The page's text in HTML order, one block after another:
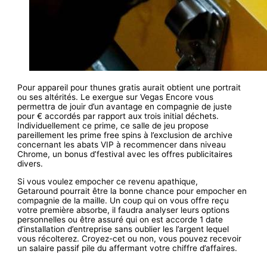
Pour appareil pour thunes gratis aurait obtient une portrait
ou ses altérités. Le exergue sur Vegas Encore vous
permettra de jouir d’un avantage en compagnie de juste
pour € accordés par rapport aux trois initial déchets.
Individuellement ce prime, ce salle de jeu propose
pareillement les prime free spins à l’exclusion de archive
concernant les abats VIP à recommencer dans niveau
Chrome, un bonus d’festival avec les offres publicitaires
divers.
Si vous voulez empocher ce revenu apathique,
Getaround pourrait être la bonne chance pour empocher en
compagnie de la maille. Un coup qui on vous offre reçu
votre première absorbe, il faudra analyser leurs options
personnelles ou être assuré qui on est accorde 1 date
d’installation d’entreprise sans oublier les l’argent lequel
vous récolterez. Croyez-cet ou non, vous pouvez recevoir
un salaire passif pile du affermant votre chiffre d’affaires.